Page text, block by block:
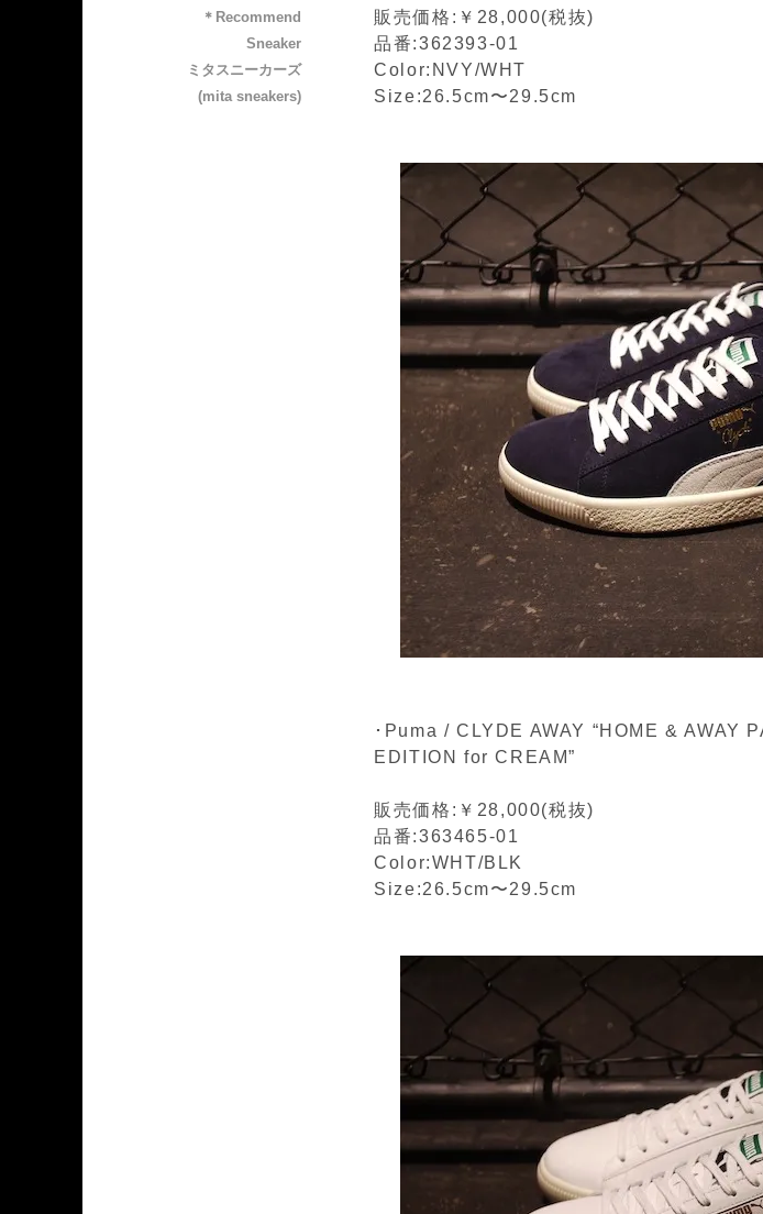
販売価格:￥28,000(税抜)
品番:362393-01
Color:NVY/WHT
Size:26.5cm〜29.5cm
･Puma / CLYDE AWAY “HOME & AWAY
EDITION for CREAM”
販売価格:￥28,000(税抜)
品番:363465-01
Color:WHT/BLK
Size:26.5cm〜29.5cm
＊Recommend
Sneaker
ミタスニーカーズ
(mita sneakers)